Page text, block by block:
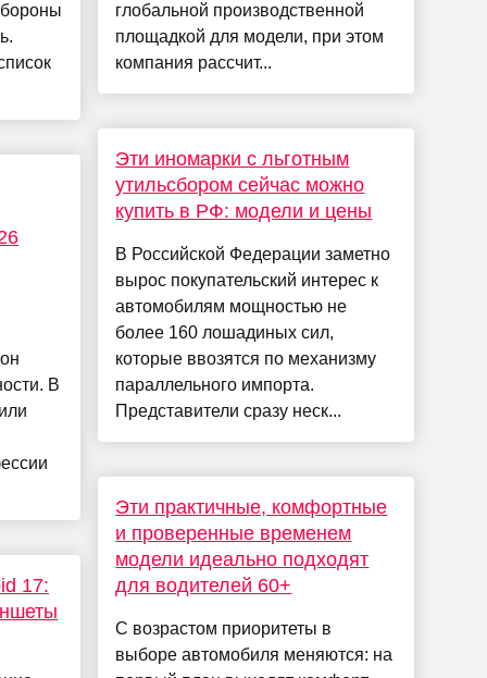
В
17:
глобальной производственной
площадкой для модели, при этом
компания рассчит...
Эти иномарки с льготным
утильсбором сейчас можно
купить в РФ: модели и цены
В Российской Федерации заметно
вырос покупательский интерес к
автомобилям мощностью не
более 160 лошадиных сил,
которые ввозятся по механизму
параллельного импорта.
Представители сразу неск...
Эти практичные, комфортные
и проверенные временем
модели идеально подходят
для водителей 60+
С возрастом приоритеты в
выборе автомобиля меняются: на